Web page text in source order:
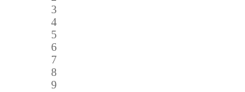
3
4
5
6
7
8
9